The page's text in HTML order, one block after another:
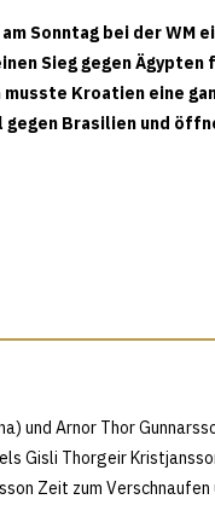
Sonntag bei der WM
Sieg gegen
Kroatien eine
Brasilien und
und Arnor Thor
Gisli Thorgeir
Zeit zum